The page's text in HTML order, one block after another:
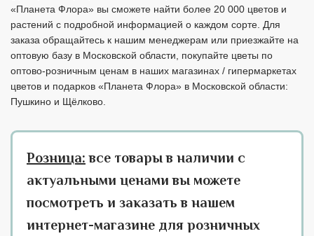
«Планета Флора» вы сможете найти более 20 000 цветов и
растений с подробной информацией о каждом сорте. Для
заказа обращайтесь к нашим менеджерам или приезжайте на
оптовую базу в Московской области, покупайте цветы по
оптово-розничным ценам в наших магазинах / гипермаркетах
цветов и подарков «Планета Флора» в Московской области:
Пушкино и Щёлково.
Розница: все товары в наличии с
актуальными ценами вы можете
посмотреть и заказать в нашем
интернет-магазине для розничных